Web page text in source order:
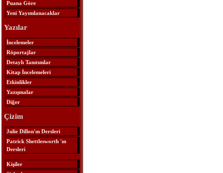
Puana Göre
Yeni Yayımlanacaklar
Yazılar
İncelemeler
Röportajlar
Detaylı Tanıtımlar
Kitap İncelemeleri
Etkinlikler
Yazışmalar
Diğer
Çizim
Julie Dillon'ın Dersleri
Patrick Shettlesworth 'ın
Dersleri
Kişiler